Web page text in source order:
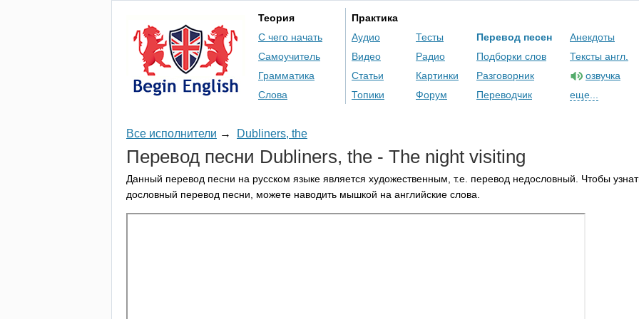
Теория
С чего начать
Самоучитель
Грамматика
Слова
Практика
Аудио
Видео
Статьи
Топики
Тесты
Радио
Картинки
Форум
Перевод песен
Подборки слов
Разговорник
Переводчик
Анекдоты
Тексты англ.
озвучка
еще...
Все исполнители → Dubliners, the
Перевод песни Dubliners, the - The night visiting
Данный перевод песни на русском языке является художественным, т.е. перевод недословный. Чтобы
дословный перевод песни, можете наводить мышкой на английские слова.